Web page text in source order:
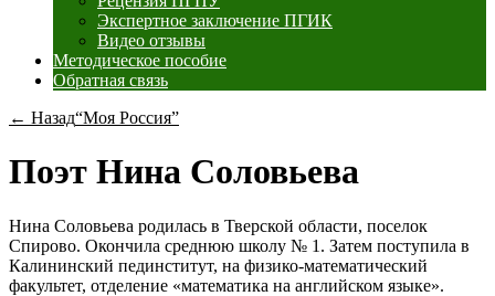
Экспертное заключение ПГИК
Видео отзывы
Методическое пособие
Обратная связь
← Назад“Моя Россия”
Поэт Нина Соловьева
Нина Соловьева родилась в Тверской области, поселок
Спирово. Окончила среднюю школу № 1. Затем поступила в
Калининский пединститут, на физико-математический
факультет, отделение «математика на английском языке».